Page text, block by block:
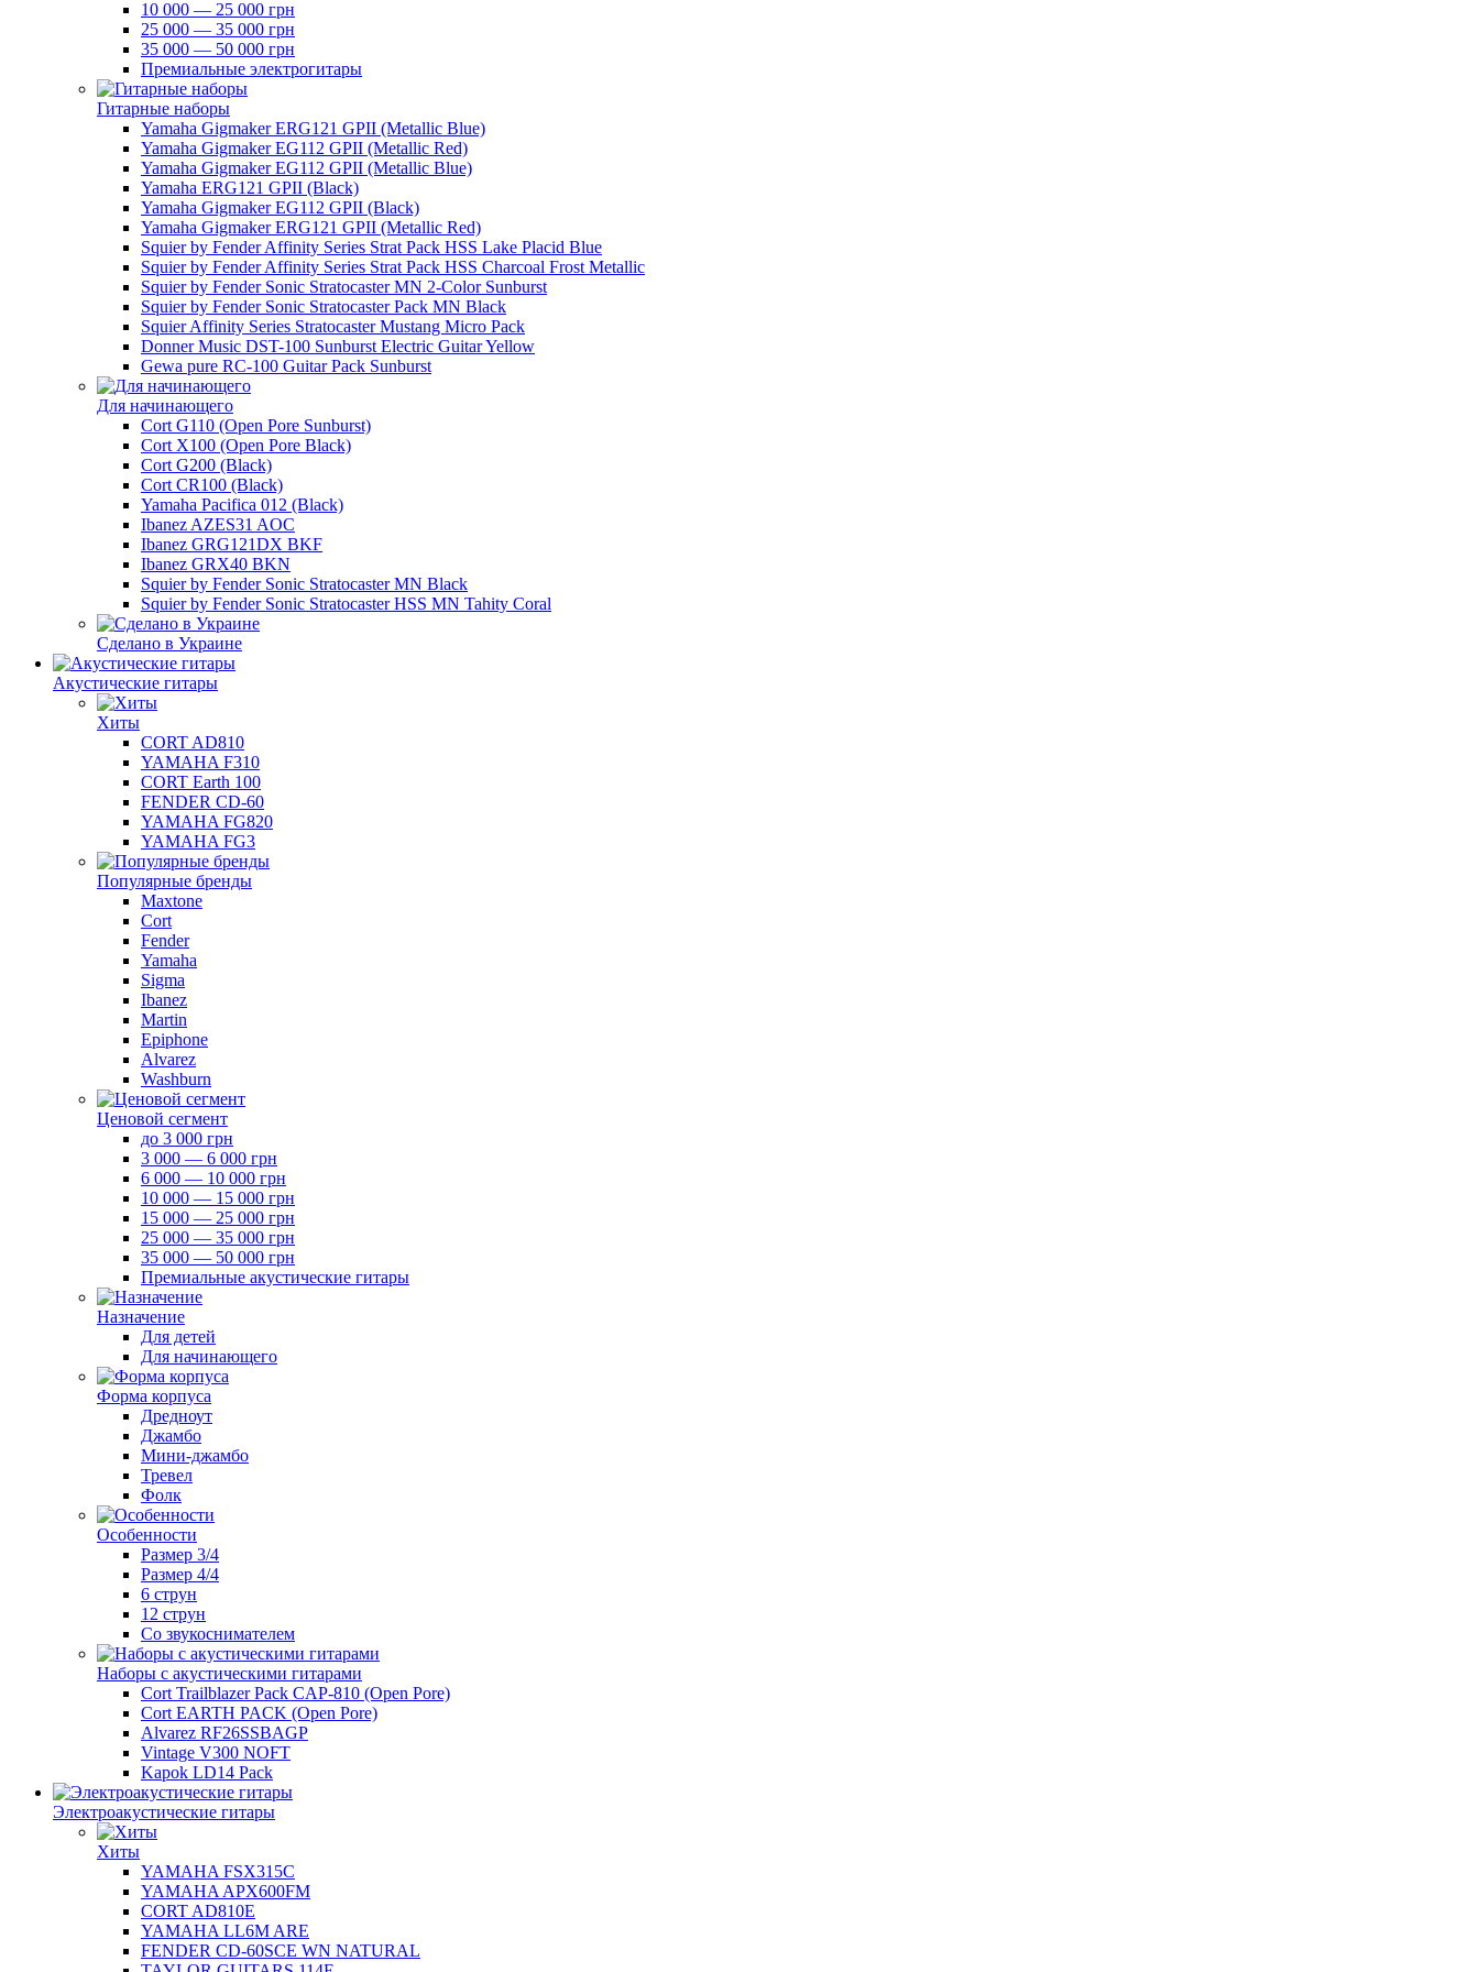
10 000 — 25 000 грн
25 000 — 35 000 грн
35 000 — 50 000 грн
Премиальные электрогитары
Гитарные наборы
Yamaha Gigmaker ERG121 GPII (Metallic Blue)
Yamaha Gigmaker EG112 GPII (Metallic Red)
Yamaha Gigmaker EG112 GPII (Metallic Blue)
Yamaha ERG121 GPII (Black)
Yamaha Gigmaker EG112 GPII (Black)
Yamaha Gigmaker ERG121 GPII (Metallic Red)
Squier by Fender Affinity Series Strat Pack HSS Lake Placid Blue
Squier by Fender Affinity Series Strat Pack HSS Charcoal Frost Metallic
Squier by Fender Sonic Stratocaster MN 2-Color Sunburst
Squier by Fender Sonic Stratocaster Pack MN Black
Squier Affinity Series Stratocaster Mustang Micro Pack
Donner Music DST-100 Sunburst Electric Guitar Yellow
Gewa pure RC-100 Guitar Pack Sunburst
Для начинающего
Cort G110 (Open Pore Sunburst)
Cort X100 (Open Pore Black)
Cort G200 (Black)
Cort CR100 (Black)
Yamaha Pacifica 012 (Black)
Ibanez AZES31 AOC
Ibanez GRG121DX BKF
Ibanez GRX40 BKN
Squier by Fender Sonic Stratocaster MN Black
Squier by Fender Sonic Stratocaster HSS MN Tahity Coral
Сделано в Украине
Акустические гитары
Хиты
CORT AD810
YAMAHA F310
CORT Earth 100
FENDER CD-60
YAMAHA FG820
YAMAHA FG3
Популярные бренды
Maxtone
Cort
Fender
Yamaha
Sigma
Ibanez
Martin
Epiphone
Alvarez
Washburn
Ценовой сегмент
до 3 000 грн
3 000 — 6 000 грн
6 000 — 10 000 грн
10 000 — 15 000 грн
15 000 — 25 000 грн
25 000 — 35 000 грн
35 000 — 50 000 грн
Премиальные акустические гитары
Назначение
Для детей
Для начинающего
Форма корпуса
Дредноут
Джамбо
Мини-джамбо
Тревел
Фолк
Особенности
Размер 3/4
Размер 4/4
6 струн
12 струн
Со звукоснимателем
Наборы с акустическими гитарами
Cort Trailblazer Pack CAP-810 (Open Pore)
Cort EARTH PACK (Open Pore)
Alvarez RF26SSBAGP
Vintage V300 NOFT
Kapok LD14 Pack
Электроакустические гитары
Хиты
YAMAHA FSX315C
YAMAHA APX600FM
CORT AD810E
YAMAHA LL6M ARE
FENDER CD-60SCE WN NATURAL